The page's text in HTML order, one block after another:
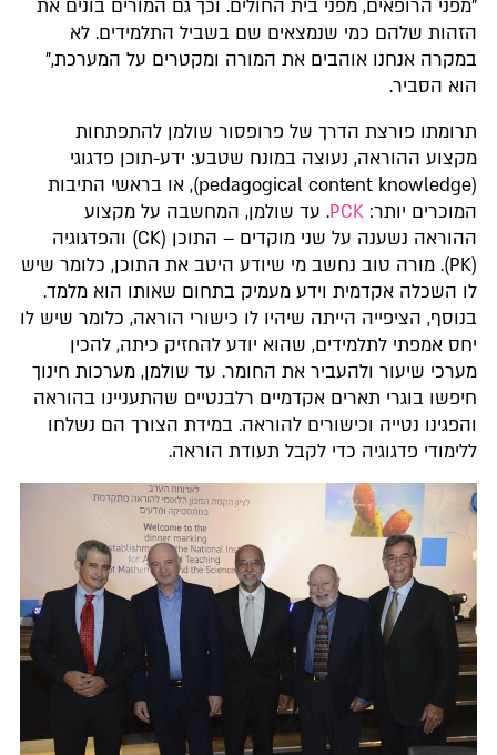
"מפני הרופאים, מפני בית החולים. וכך גם המורים בונים את
הזהות שלהם כמי שנמצאים שם בשביל התלמידים. לא
במקרה אנחנו אוהבים את המורה ומקטרים על המערכת,"
הוא הסביר.
תרומתו פורצת הדרך של פרופסור שולמן להתפתחות
מקצוע ההוראה, נעוצה במונח שטבע: ידע-תוכן פדגוגי
(pedagogical content knowledge), או בראשי התיבות
המוכרים יותר: PCK. עד שולמן, המחשבה על מקצוע
ההוראה נשענה על שני מוקדים – התוכן (CK) והפדגוגיה
(PK). מורה טוב נחשב מי שיודע היטב את התוכן, כלומר שיש
לו השכלה אקדמית וידע מעמיק בתחום שאותו הוא מלמד.
בנוסף, הציפייה הייתה שיהיו לו כישורי הוראה, כלומר שיש לו
יחס אמפתי לתלמידים, שהוא יודע להחזיק כיתה, להכין
מערכי שיעור ולהעביר את החומר. עד שולמן, מערכות חינוך
חיפשו בוגרי תארים אקדמיים רלבנטיים שהתעניינו בהוראה
והפגינו נטייה וכישורים להוראה. במידת הצורך הם נשלחו
ללימודי פדגוגיה כדי לקבל תעודת הוראה.